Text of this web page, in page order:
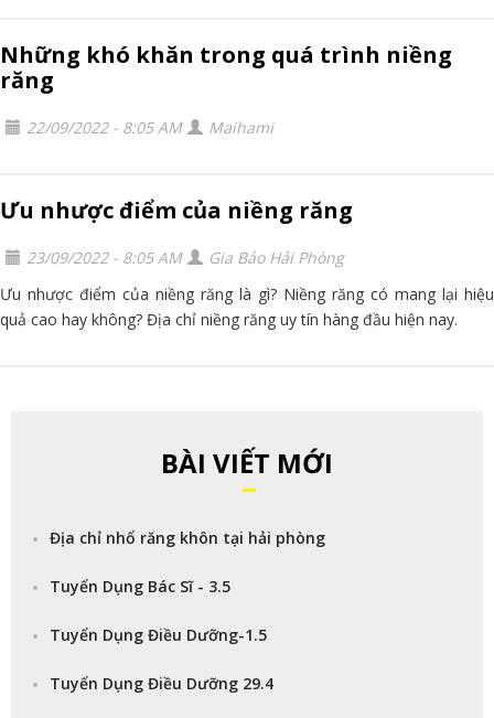
Những khó khăn trong quá trình niềng
răng
22/09/2022 - 8:05 AM Maihami
Ưu nhược điểm của niềng răng
23/09/2022 - 8:05 AM
Gia Bảo Hải Phòng
Ưu nhược điểm của niềng răng là gì? Niềng răng có mang lại hiệu
quả cao hay không? Địa chỉ niềng răng uy tín hàng đầu hiện nay.
BÀI VIẾT MỚI
Địa chỉ nhổ răng khôn tại hải phòng
Tuyển Dụng Bác Sĩ - 3.5
Tuyển Dụng Điều Dưỡng-1.5
Tuyển Dụng Điều Dưỡng 29.4